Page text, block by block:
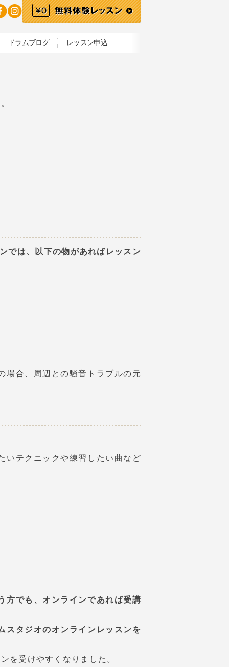
ドラムブログ レッスン申込
では、以下の物があればレッスン
場合、周辺との騒音トラブルの元
いテクニックや練習したい曲など
方でも、オンラインであれば受講
スタジオのオンラインレッスンを
を受けやすくなりました。